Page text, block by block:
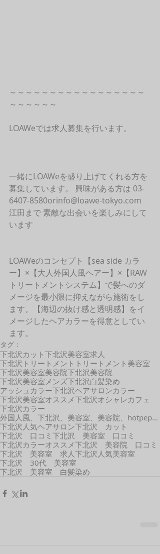
～～～～～～～～～～～～～～～～～
～～～～～～
LOAWeでは求人募集を行います。
一緒にLOAWeを盛り上げてくれる方を
募集しています。 興味がある方は 03-
6407-8580orinfo@loawe-tokyo.com
江田まで 素敵な出会いを楽しみにして
います
LOAWeのコンセプト【sea side カラ
ー】×【大人外国人風ヘアー】×【RAW
トリートメントシステム】で髪へのダ
メージを最小限に抑えながら施術をし
ます。【海辺の抜け感と透明感】をイ
メージしたヘアカラーを得意としてい
ます。
タグ：
下北沢カット 下北沢美容室求人
下北沢トリートメント トリートメント 美容室
下北沢美容室美容院下北沢美容院
下北沢美容室メンズ下北沢白髪染め
アッシュカラー下北沢ヘアサロンカラー
下北沢美容室オススメ下北沢オシャレカフェ
下北沢カラー
外国人風、下北沢、美容室、美容院、hotpepper、口コミ、カット、カラー、外国人風、髪型
下北沢人気ヘアサロン下北沢 カット
下北沢 口コミ 下北沢 美容室 口コミ
下北沢カラーオススメ下北沢 美容院 口コミ
下北沢 美容室 求人下北沢人気美容室
下北沢 30代 美容室
下北沢 美容室 白髪染め